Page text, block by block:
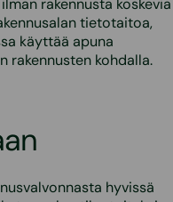
tietotaitoa,
käyttää apuna
rakennusten kohdalla.
hyvissä